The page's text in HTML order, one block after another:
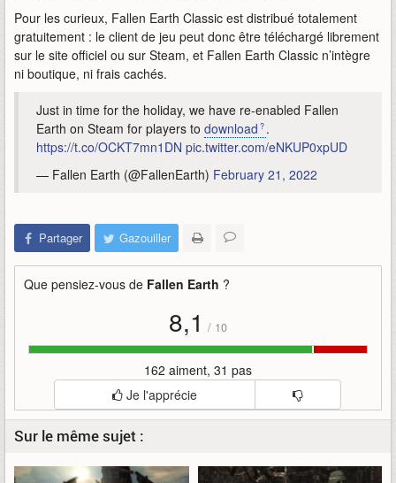
Pour les curieux, Fallen Earth Classic est distribué totalement
gratuitement : le client de jeu peut donc être téléchargé librement
sur le site officiel ou sur Steam, et Fallen Earth Classic n’intègre
ni boutique, ni frais cachés.
Just in time for the holiday, we have re-enabled Fallen
Earth on Steam for players to download .
https://t.co/OCKT7mn1DN pic.twitter.com/eNKUP0xpUD
— Fallen Earth (@FallenEarth) February 21, 2022
Partager Gazouiller
Que pensiez-vous de Fallen Earth ?
8,1 / 10
162 aiment, 31 pas
Je l'apprécie
Sur le même sujet :